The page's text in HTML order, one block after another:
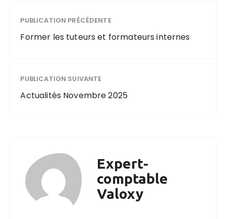
PUBLICATION PRÉCÉDENTE
Former les tuteurs et formateurs internes
PUBLICATION SUIVANTE
Actualités Novembre 2025
Expert-
comptable
Valoxy